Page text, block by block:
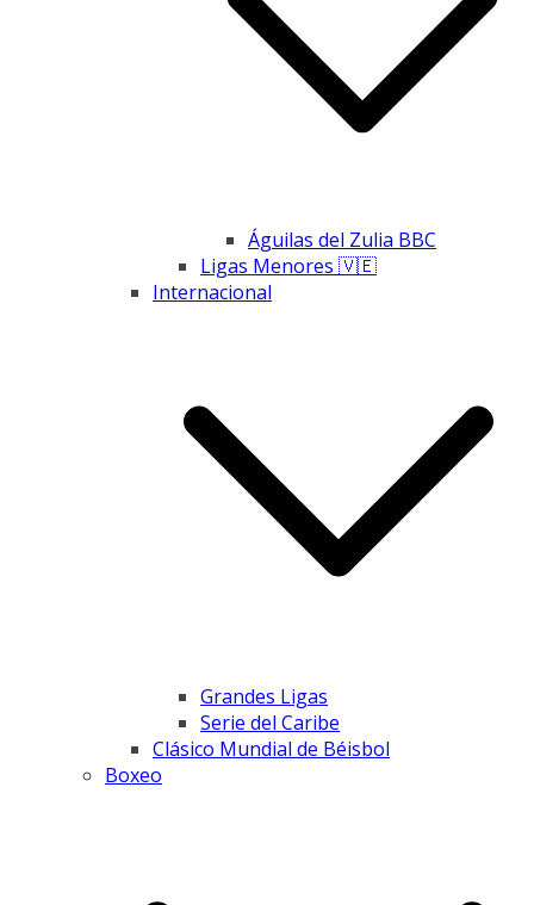
Águilas del Zulia BBC
Ligas Menores 🇻🇪
Internacional
Grandes Ligas
Serie del Caribe
Clásico Mundial de Béisbol
Boxeo